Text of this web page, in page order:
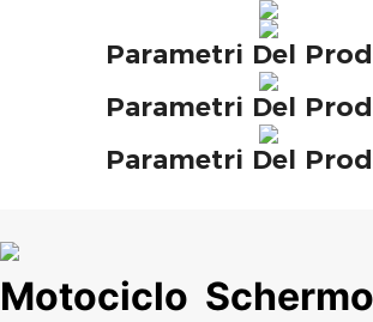
Parametri Del
Parametri Del
Parametri Del
Motociclo Schermo